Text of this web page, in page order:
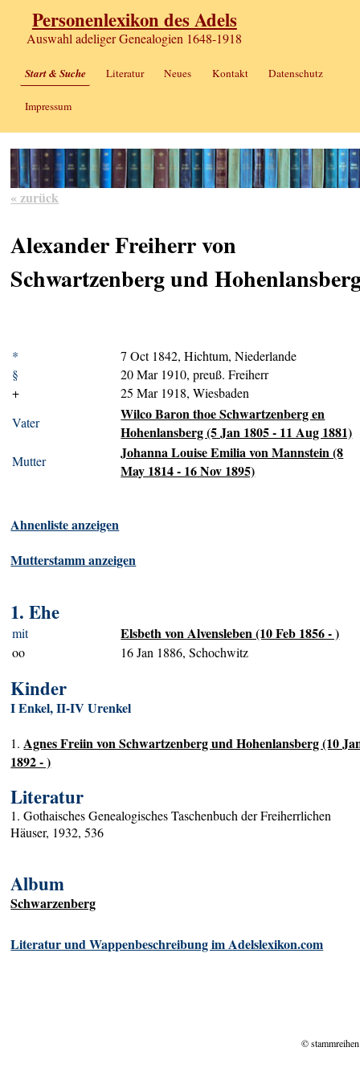
Personenlexikon des Adels
Auswahl adeliger Genealogien 1648-1918
Start & Suche Literatur Neues Kontakt Datenschutz
Impressum
« zurück
Alexander Freiherr von
Schwartzenberg und
*
7 Oct 1842, Hichtum, Niederlande
§
20 Mar 1910, preuß. Freiherr
+
25 Mar 1918, Wiesbaden
Vater
Wilco Baron thoe Schwartzenberg en
Hohenlansberg (5 Jan 1805 - 11 Aug 1881)
Mutter
Johanna Louise Emilia von Mannstein (8
May 1814 - 16 Nov 1895)
Ahnenliste anzeigen
Mutterstamm anzeigen
1. Ehe
mit Elsbeth von Alvensleben (10 Feb 1856 - )
oo 16 Jan 1886, Schochwitz
Kinder
I Enkel, II-IV Urenkel
1.Agnes Freiin von Schwartzenberg und Hohenlansberg (10
1892 - )
Literatur
1. Gothaisches Genealogisches Taschenbuch der Freiherrlichen
Häuser, 1932, 536
Album
Schwarzenberg
Literatur und Wappenbeschreibung im Adelslexikon.com
©